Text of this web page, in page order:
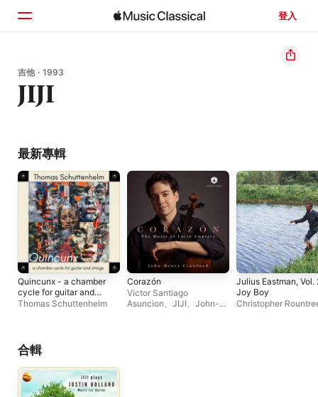
登入
首頁
瀏覽
吉他 · 1993
JIJI
最新專輯
Quincunx - a chamber
cycle for guitar and
strings
Thomas Schuttenhelm
Corazón
Victor Santiago
Asuncion、 JIJI、 John-
Julius Eastman, Vol.
Joy Boy
Christopher
合輯